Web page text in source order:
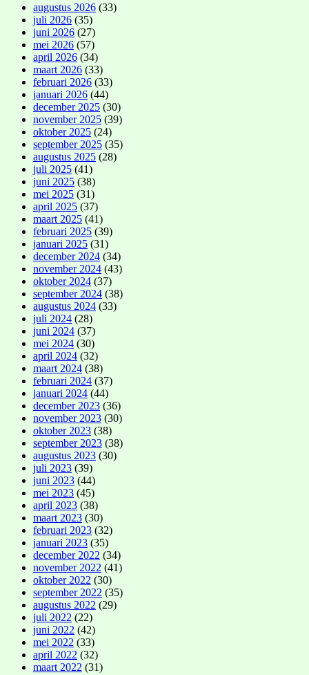
augustus 2026 (33)
juli 2026 (35)
juni 2026 (27)
mei 2026 (57)
april 2026 (34)
maart 2026 (33)
februari 2026 (33)
januari 2026 (44)
december 2025 (30)
november 2025 (39)
oktober 2025 (24)
september 2025 (35)
augustus 2025 (28)
juli 2025 (41)
juni 2025 (38)
mei 2025 (31)
april 2025 (37)
maart 2025 (41)
februari 2025 (39)
januari 2025 (31)
december 2024 (34)
november 2024 (43)
oktober 2024 (37)
september 2024 (38)
augustus 2024 (33)
juli 2024 (28)
juni 2024 (37)
mei 2024 (30)
april 2024 (32)
maart 2024 (38)
februari 2024 (37)
januari 2024 (44)
december 2023 (36)
november 2023 (30)
oktober 2023 (38)
september 2023 (38)
augustus 2023 (30)
juli 2023 (39)
juni 2023 (44)
mei 2023 (45)
april 2023 (38)
maart 2023 (30)
februari 2023 (32)
januari 2023 (35)
december 2022 (34)
november 2022 (41)
oktober 2022 (30)
september 2022 (35)
augustus 2022 (29)
juli 2022 (22)
juni 2022 (42)
mei 2022 (33)
april 2022 (32)
maart 2022 (31)